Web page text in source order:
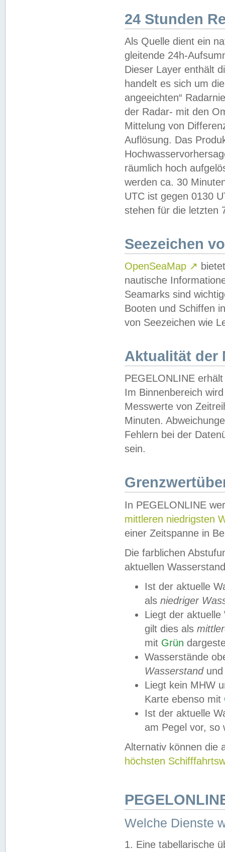
24 Stunden
Als Quelle dient ein
gleitende 24h-
Dieser Layer enthält
handelt es sich um
angeeichten“
der Radar- mit den
Mittelung von
Auflösung. Das
räumlich hoch
werden ca. 30
UTC ist gegen 0130
stehen für die letzten
Seezeichen
OpenSeaMap ↗
nautische
Seamarks sind
Booten und Schiffen
von Seezeichen wie
Aktualität der
PEGELONLINE
Im Binnenbereich
Messwerte von
Minuten.
Fehlern bei der
sein.
In PEGELONLINE
mittleren niedrigsten
einer Zeitspanne in
Die farblichen
aktuellen
Ist der aktuelle
als niedriger
Liegt der
gilt dies als
mit Grün
Wasserstände
Wasserstandund
Liegt kein MHW
Karte ebenso mit
Ist der aktuelle
am Pegel vor,
Alternativ können die
höchsten
Welche Dienste
1. Eine tabellarische